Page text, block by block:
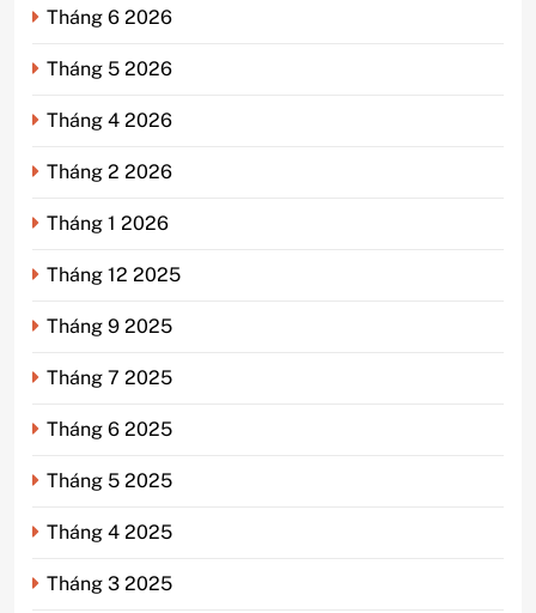
Tháng 6 2026
Tháng 5 2026
Tháng 4 2026
Tháng 2 2026
Tháng 1 2026
Tháng 12 2025
Tháng 9 2025
Tháng 7 2025
Tháng 6 2025
Tháng 5 2025
Tháng 4 2025
Tháng 3 2025